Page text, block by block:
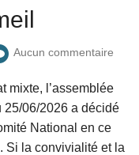
Aucun commentaire
mixte, l’assemblée
25/06/2026 a décidé
National en ce
Si la convivialité et la